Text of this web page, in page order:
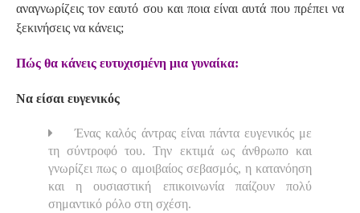
αναγνωρίζεις τον εαυτό σου και ποια είναι αυτά που πρέπει να
ξεκινήσεις να κάνεις;
Πώς θα κάνεις ευτυχισμένη μια γυναίκα:
Να είσαι ευγενικός
Ένας καλός άντρας είναι πάντα ευγενικός με
τη σύντροφό του. Την εκτιμά ως άνθρωπο και
γνωρίζει πως ο αμοιβαίος σεβασμός, η κατανόηση
και η ουσιαστική επικοινωνία παίζουν πολύ
σημαντικό ρόλο στη σχέση.